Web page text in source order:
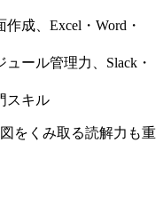
成、Excel・Word・
ール管理力、Slack・
スキル
をくみ取る読解力も重